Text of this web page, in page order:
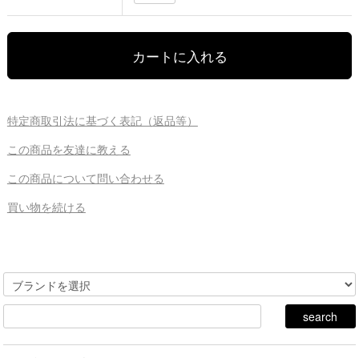
特定商取引法に基づく表記（返品等）
この商品を友達に教える
この商品について問い合わせる
買い物を続ける